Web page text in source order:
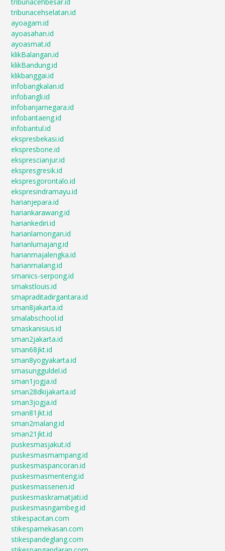
tribunacehbesar.id
tribunacehselatan.id
ayoagam.id
ayoasahan.id
ayoasmat.id
klikBalangan.id
klikBandung.id
klikbanggai.id
infobangkalan.id
infobangli.id
infobanjarnegara.id
infobantaeng.id
infobantul.id
ekspresbekasi.id
ekspresbone.id
eksprescianjur.id
ekspresgresik.id
ekspresgorontalo.id
ekspresindramayu.id
harianjepara.id
hariankarawang.id
hariankediri.id
harianlamongan.id
harianlumajang.id
harianmajalengka.id
harianmalang.id
smanics-serpong.id
smakstlouis.id
smapraditadirgantara.id
sman8jakarta.id
smalabschool.id
smaskanisius.id
sman2jakarta.id
sman68jkt.id
sman8yogyakarta.id
smasungguldel.id
sman1jogja.id
sman28dkijakarta.id
sman3jogja.id
sman81jkt.id
sman2malang.id
sman21jkt.id
puskesmasjakut.id
puskesmasmampang.id
puskesmaspancoran.id
puskesmasmenteng.id
puskesmassenen.id
puskesmaskramatjati.id
puskesmasngambeg.id
stikespacitan.com
stikespamekasan.com
stikespandeglang.com